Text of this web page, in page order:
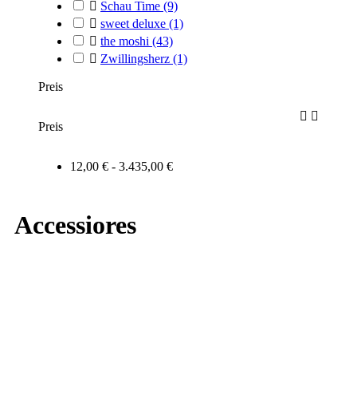
 Schau Time (9)
 sweet deluxe (1)
 the moshi (43)
 Zwillingsherz (1)
Preis
Preis
 
12,00 € - 3.435,00 €
Accessiores